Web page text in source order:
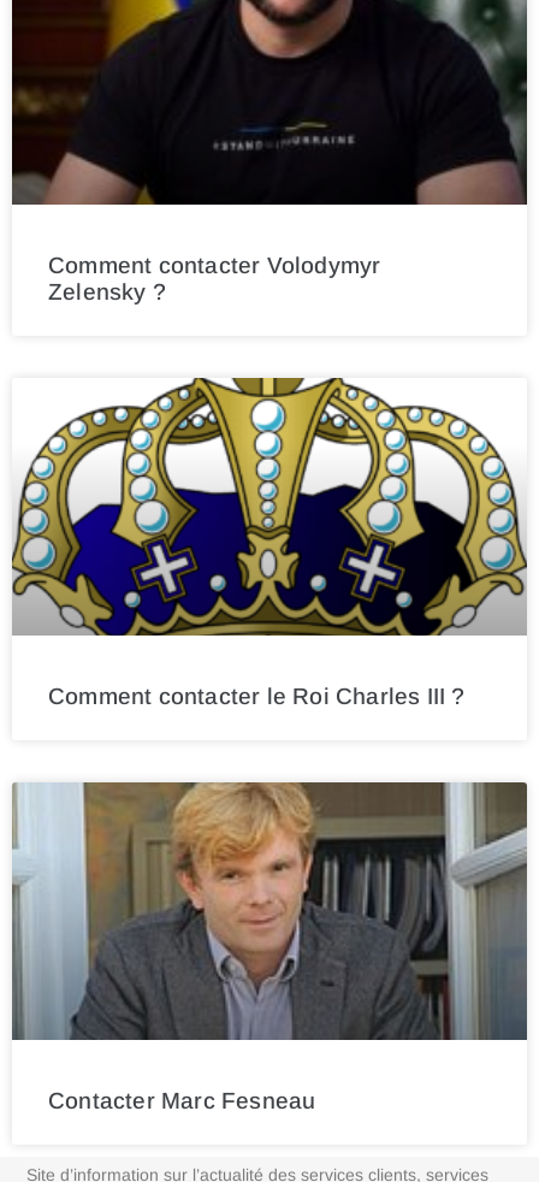
Comment contacter Volodymyr
Zelensky ?
Comment contacter le Roi Charles III ?
Contacter Marc Fesneau
Site d’information sur l’actualité des services clients, services